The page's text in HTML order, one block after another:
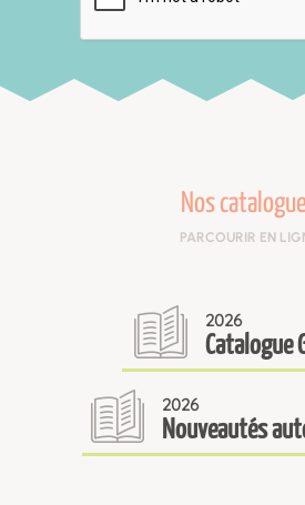
Nos
PARCOURIR EN
2026
Catalogue
2026
Nouveautés